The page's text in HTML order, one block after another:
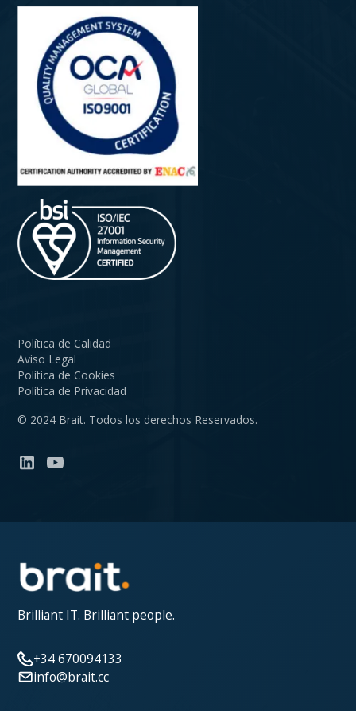
© 2024 Brait. Todos los derechos Reservados.
Política de Privacidad
Política de Cookies
Aviso Legal
Política de Calidad
Brilliant IT. Brilliant people.
+34 670094133
info@brait.cc